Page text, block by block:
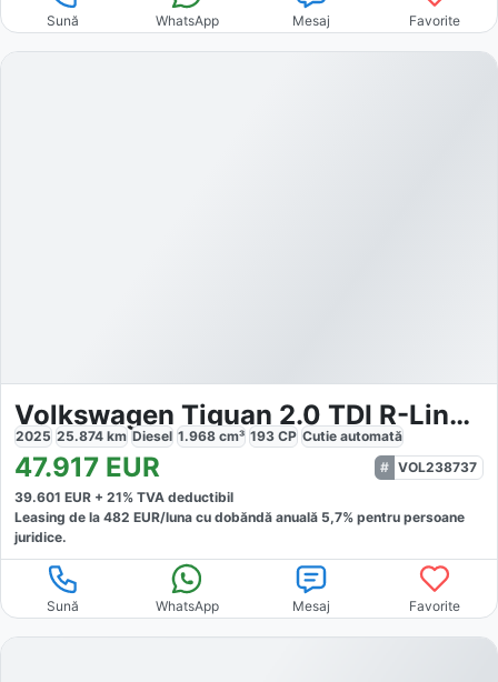
Sună WhatsApp Mesaj Favorite
Volkswagen Tiguan 2.0 TDI R-Line DSG 4Motion
2025 25.874 km Diesel 1.968 cm³ 193 CP Cutie automată
47.917 EUR
VOL238737
39.601 EUR + 21% TVA deductibil
Leasing de la 482 EUR/luna cu dobăndă anuală 5,7% pentru persoane
juridice.
Sună WhatsApp Mesaj Favorite